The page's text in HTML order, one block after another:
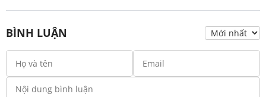
BÌNH LUẬN